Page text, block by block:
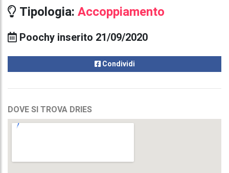
Tipologia: Accoppiamento
Poochy inserito 21/09/2020
Condividi
DOVE SI TROVA DRIES